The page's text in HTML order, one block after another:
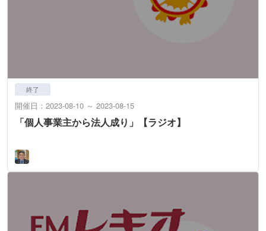
終了
開催日：2023-08-10 ～ 2023-08-15
「個人事業主から法人成り」【ラジオ】